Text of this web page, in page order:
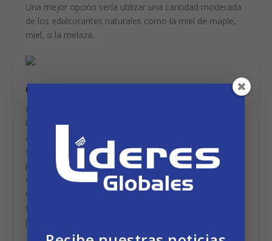
Una mejor opción sería utilizar una cantidad moderada
de los edulcorantes naturales como la miel de maple,
miel, o la melaza.
6. LA HARINA BLANCA REFINADA
En la actualidad casi todo el mundo sabe que la harina
blanca no es buena para su salud. Puede favorecer a un
aumento de peso y es la principal causa de la obesidad
cuando se abusa. El refinar granos y harinas crea la
pérdida de nutrientes y reduce el contenido de fibra, lo
cual puede conducir a una variedad de problemas
digestivos como el estreñimiento. Pero ¿sabe usted
que el blanqueamiento de harinas es realmente malo
para usted?